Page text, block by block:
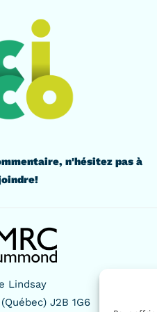
n'hésitez pas à
Lindsay
J2B 1G6